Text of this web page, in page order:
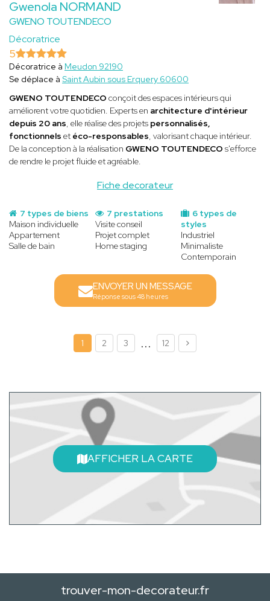
Gwenola NORMAND
GWENO TOUTENDECO
Décoratrice
Fiche decorateur
5
Décoratrice à Meudon 92190
Se déplace à Saint Aubin sous Erquery 60600
GWENO TOUTENDECO conçoit des espaces intérieurs qui
améliorent votre quotidien. Experts en architecture d'intérieur
depuis 20 ans, elle réalise des projets personnalisés,
fonctionnels et éco-responsables, valorisant chaque intérieur.
De la conception à la réalisation GWENO TOUTENDECO s'efforce
de rendre le projet fluide et agréable.
7 types de biens
Maison individuelle
Appartement
Salle de bain
6 types de
styles
Industriel
Minimaliste
Contemporain
7 prestations
Visite conseil
Projet complet
Home staging
ENVOYER UN MESSAGE
Réponse sous 48 heures
1 2 3 ... 12
AFFICHER LA CARTE
trouver-mon-decorateur.fr